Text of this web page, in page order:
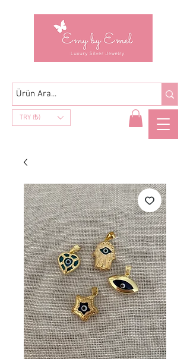
TRY (₺)